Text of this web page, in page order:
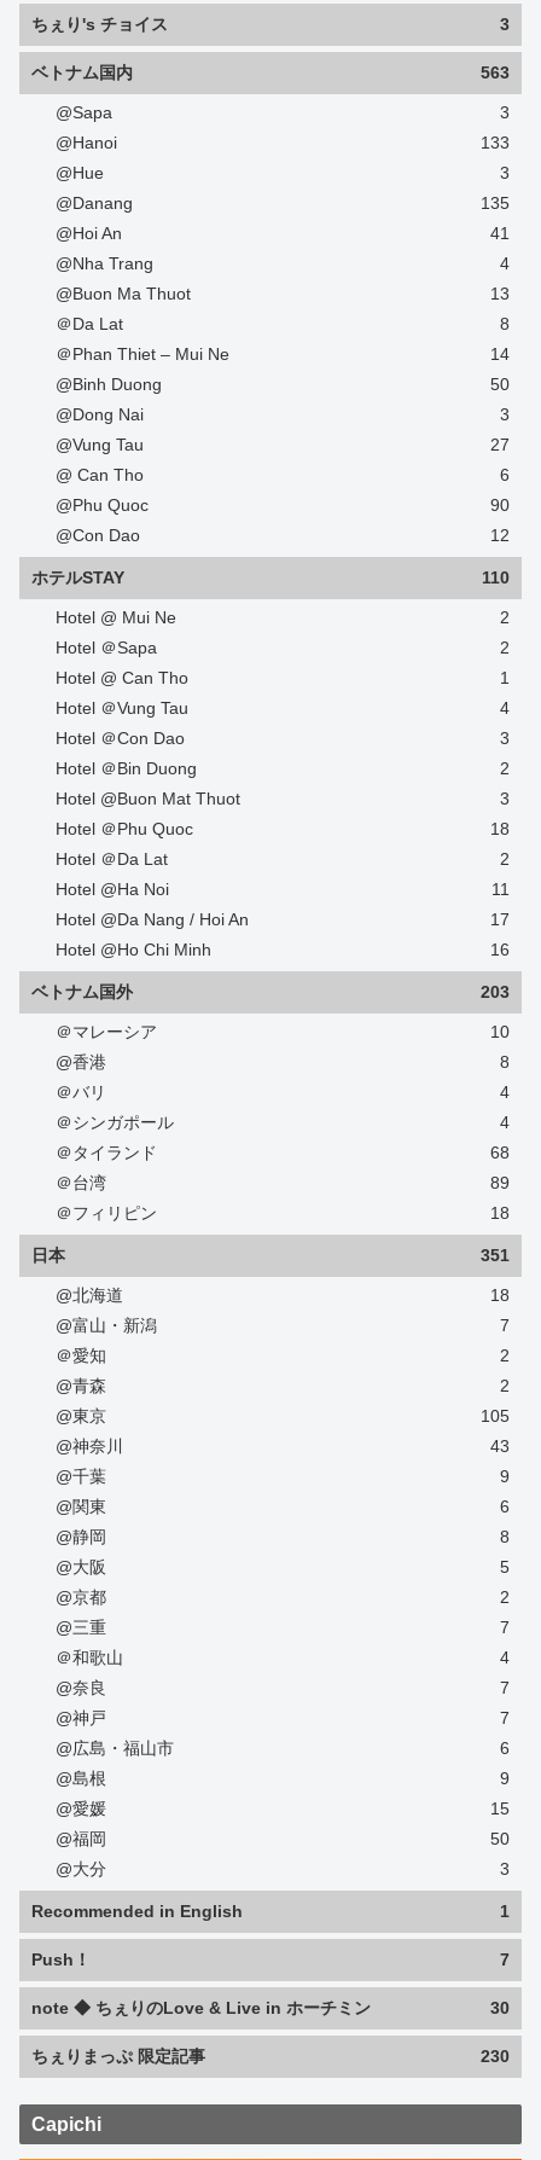
ちぇり's チョイス 3
ベトナム国内 563
@Sapa
3
@Hanoi
133
@Hue
3
@Danang
135
@Hoi An
41
@Nha Trang
4
@Buon Ma Thuot
13
＠Da Lat
8
＠Phan Thiet – Mui Ne
14
@Binh Duong
50
@Dong Nai
3
@Vung Tau
27
@ Can Tho
6
@Phu Quoc
90
@Con Dao
12
ホテルSTAY 110
Hotel @ Mui Ne
2
Hotel ＠Sapa
2
Hotel @ Can Tho
1
Hotel ＠Vung Tau
4
Hotel ＠Con Dao
3
Hotel ＠Bin Duong
2
Hotel @Buon Mat Thuot
3
Hotel ＠Phu Quoc
18
Hotel ＠Da Lat
2
Hotel @Ha Noi
11
Hotel @Da Nang / Hoi An
17
Hotel @Ho Chi Minh
16
ベトナム国外 203
＠マレーシア
10
@香港
8
＠バリ
4
＠シンガポール
4
＠タイランド
68
＠台湾
89
＠フィリピン
18
日本 351
@北海道
18
@富山・新潟
7
＠愛知
2
@青森
2
@東京
105
@神奈川
43
@千葉
9
@関東
6
@静岡
8
@大阪
5
@京都
2
@三重
7
＠和歌山
4
@奈良
7
@神戸
7
@広島・福山市
6
@島根
9
@愛媛
15
@福岡
50
@大分
3
Recommended in English 1
Push！ 7
note ◆ ちぇりのLove & Live in ホーチミン 30
ちぇりまっぷ 限定記事 230
Capichi